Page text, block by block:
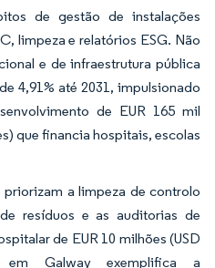
de gestão de instalações
limpeza e relatórios ESG. Não
e de infraestrutura pública
4,91% até 2031, impulsionado
de EUR 165 mil
que financia hospitais, escolas
a limpeza de controlo
resíduos e as auditorias de
de EUR 10 milhões (USD
Galway exemplifica a